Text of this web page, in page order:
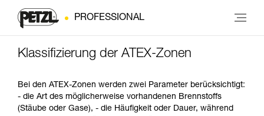
PROFESSIONAL
Klassifizierung der ATEX-Zonen
Bei den ATEX-Zonen werden zwei Parameter berücksichtigt:
- die Art des möglicherweise vorhandenen Brennstoffs
(Stäube oder Gase), - die Häufigkeit oder Dauer, während